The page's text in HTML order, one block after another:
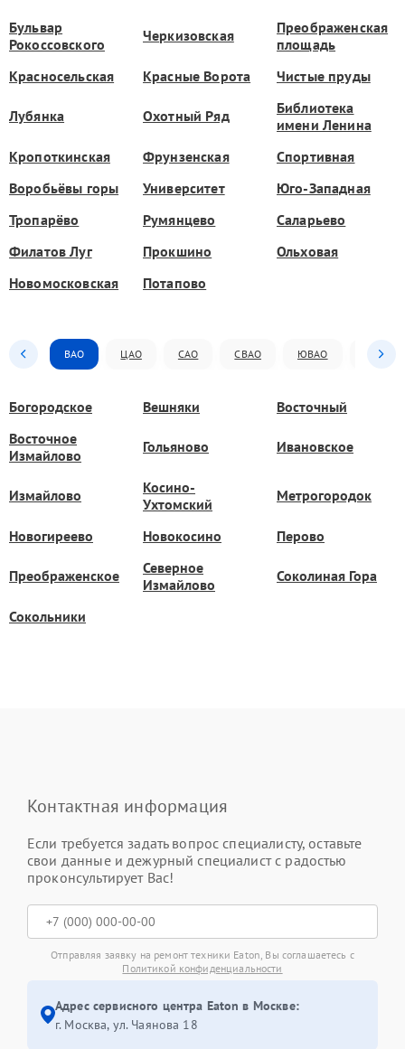
Бульвар
Рокоссовского
Черкизовская
Преображенская
площадь
Красносельская
Красные Ворота Чистые пруды
Лубянка Охотный Ряд
Библиотека
имени Ленина
Кропоткинская
Фрунзенская
Спортивная
Воробьёвы горы
Университет
Юго-Западная
Тропарёво
Румянцево
Саларьево
Филатов Луг
Прокшино
Ольховая
Новомосковская
Потапово
ВАО ЦАО САО СВАО ЮВАО ЮАО
Богородское Вешняки
Восточный
Восточное
Измайлово
Гольяново Ивановское
Измайлово
Косино-
Ухтомский
Метрогородок
Новогиреево Новокосино Перово
Преображенское
Северное
Измайлово
Соколиная Гора
Сокольники
Контактная информация
Если требуется задать вопрос специалисту, оставьте
свои данные и дежурный специалист с радостью
проконсультирует Вас!
Отправляя заявку на ремонт техники Eaton, Вы соглашаетесь с
Политикой конфиденциальности
Адрес сервисного центра Eaton в Москве:
г. Москва, ул. Чаянова 18